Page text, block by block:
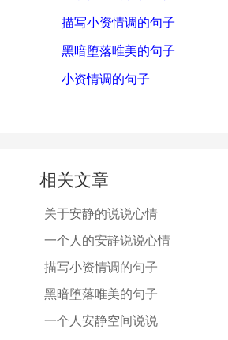
描写小资情调的句子
黑暗堕落唯美的句子
小资情调的句子
相关文章
关于安静的说说心情
一个人的安静说说心情
描写小资情调的句子
黑暗堕落唯美的句子
一个人安静空间说说